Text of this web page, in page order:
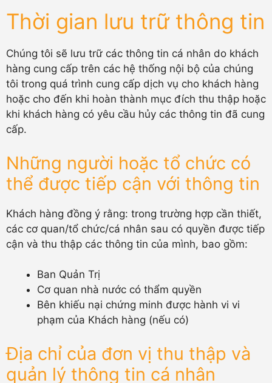
Thời gian lưu trữ thông tin
Chúng tôi sẽ lưu trữ các thông tin cá nhân do khách
hàng cung cấp trên các hệ thống nội bộ của chúng
tôi trong quá trình cung cấp dịch vụ cho khách hàng
hoặc cho đến khi hoàn thành mục đích thu thập hoặc
khi khách hàng có yêu cầu hủy các thông tin đã cung
cấp.
Những người hoặc tổ chức có
thể được tiếp cận với thông tin
Khách hàng đồng ý rằng: trong trường hợp cần thiết,
các cơ quan/tổ chức/cá nhân sau có quyền được tiếp
cận và thu thập các thông tin của mình, bao gồm:
Ban Quản Trị
Cơ quan nhà nước có thẩm quyền
Bên khiếu nại chứng minh được hành vi vi
phạm của Khách hàng (nếu có)
Địa chỉ của đơn vị thu thập và
quản lý thông tin cá nhân